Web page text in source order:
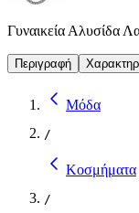
Γυναικεία Αλυσίδα
Περιγραφή
Μόδα
/
Κοσμήματα
/